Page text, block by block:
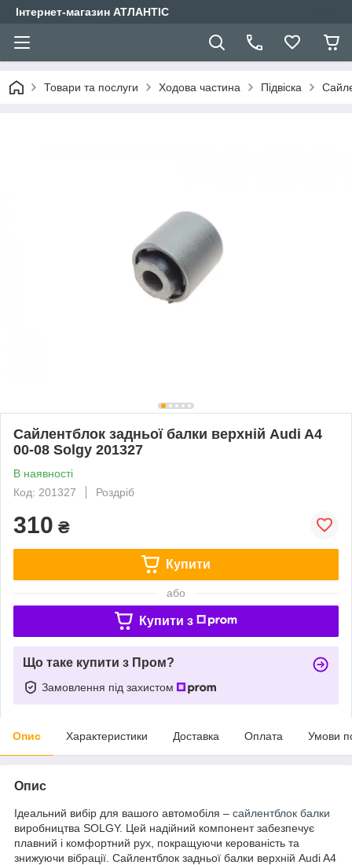
Інтернет-магазин АТЛАНТІС
Товари та послуги Ходова частина Підвіска
Сайлентблок задньої балки верхній Audi A4
00-08 Solgy 201327
В наявності
Код: 201327
Роздріб
310 ₴
Купити
або
Купити з
Що таке купити з Пром?
Замовлення під захистом
Опис Характеристики Доставка Оплата Умови
Опис
Ідеальний вибір для вашого автомобіля – сайлентблок балки
виробництва SOLGY. Цей надійний компонент забезпечує
плавний і комфортний рух, покращуючи керованість та
знижуючи вібрації. Сайлентблок задньої балки верхній Audi A4